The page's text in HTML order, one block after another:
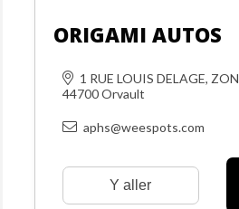
ORIGAMI AUTOS
1 RUE LOUIS DELAGE,
44700 Orvault
aphs@weespots.com
Y aller